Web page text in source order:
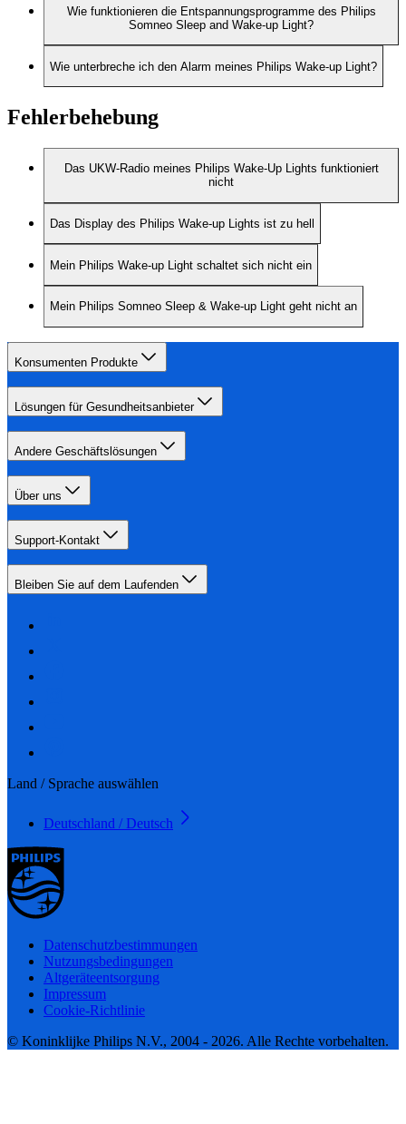
Wie funktionieren die Entspannungsprogramme des Philips
Somneo Sleep and Wake-up Light?
Wie unterbreche ich den Alarm meines Philips Wake-up Light?
Fehlerbehebung
Das UKW-Radio meines Philips Wake-Up Lights funktioniert
nicht
Das Display des Philips Wake-up Lights ist zu hell
Mein Philips Wake-up Light schaltet sich nicht ein
Mein Philips Somneo Sleep & Wake-up Light geht nicht an
Konsumenten Produkte
Lösungen für Gesundheitsanbieter
Andere Geschäftslösungen
Über uns
Support-Kontakt
Bleiben Sie auf dem Laufenden
Land / Sprache auswählen
Deutschland / Deutsch
Datenschutzbestimmungen
Nutzungsbedingungen
Altgeräteentsorgung
Impressum
Cookie-Richtlinie
© Koninklijke Philips N.V., 2004 - 2026. Alle Rechte vorbehalten.